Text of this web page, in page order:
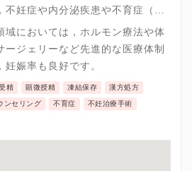
不妊症や内分泌疾患や不育症（免
外来，そして更年期外来を開設し
の診断と治療を行っています。
域においては，ホルモン療法や体
ージェリーなど先進的な医療体制
娠率も良好です。
精 顕微授精 凍結保存 漢方処方
ンセリング 不育症 不妊治療手術